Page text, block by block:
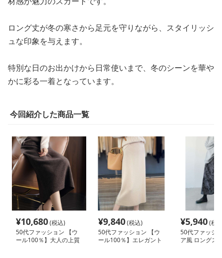
ロング丈が冬の寒さから足元を守りながら、スタイリッシ
ュな印象を与えます。
特別な日のお出かけから日常使いまで、冬のシーンを華や
かに彩る一着となっています。
今回紹介した商品一覧
¥10,680(税込)
50代ファッション 【ウ
ール100％】大人の上質
¥9,840(税込)
50代ファッション 【ウ
ール100％】エレガント
¥5,940(税
50代ファッシ
ア風 ロングス